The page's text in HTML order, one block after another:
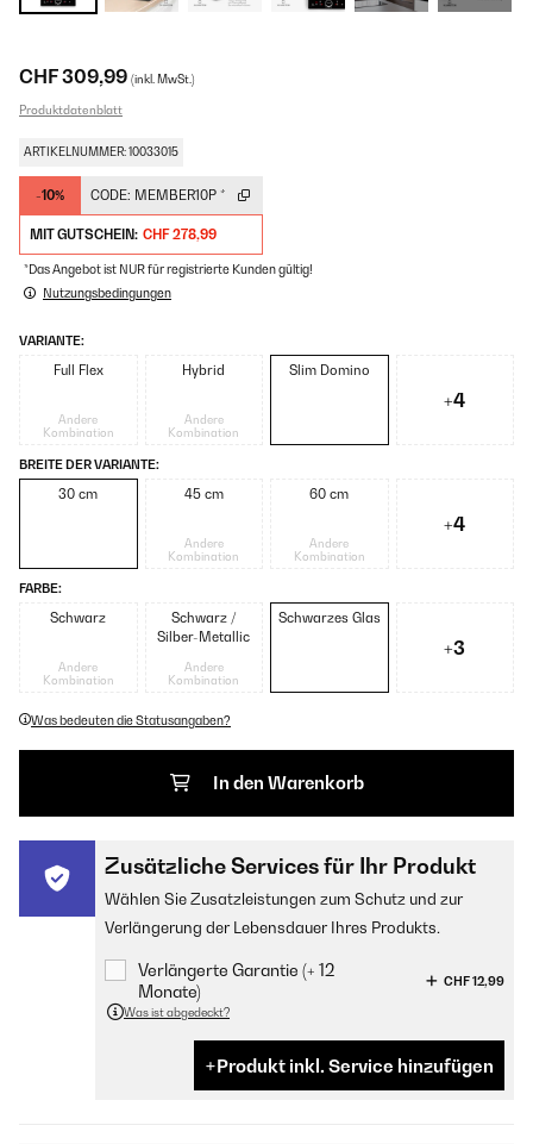
CHF 309,99 (inkl. MwSt.)
Produktdatenblatt
ARTIKELNUMMER: 10033015
-10% CODE: MEMBER10P *
MIT GUTSCHEIN: CHF 278,99
*Das Angebot ist NUR für registrierte Kunden gültig!
Nutzungsbedingungen
VARIANTE:
Full Flex
Andere
Kombination
Hybrid
Andere
Kombination
Slim Domino
+4
BREITE DER VARIANTE:
30 cm 45 cm
Andere
Kombination
60 cm
Andere
Kombination
+4
FARBE:
Schwarz
Andere
Kombination
Schwarz /
Silber-Metallic
Andere
Kombination
Schwarzes Glas
+3
Was bedeuten die Statusangaben?
In den Warenkorb
Zusätzliche Services für Ihr Produkt
Wählen Sie Zusatzleistungen zum Schutz und zur
Verlängerung der Lebensdauer Ihres Produkts.
Verlängerte Garantie (+ 12
Monate)
CHF 12,99
Was ist abgedeckt?
Produkt inkl. Service hinzufügen